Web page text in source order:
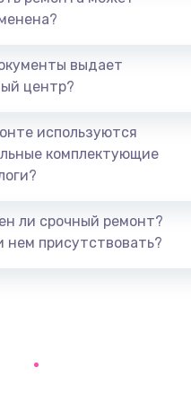
Замена аккумулятора
Замена SSD
Заказать
Замена звуковой карты
выдает
центр?
используются
комплектующие
ли срочный ремонт?
нем присутствовать?